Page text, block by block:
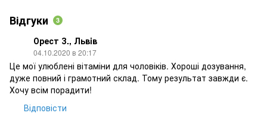
Відгуки 3
Орест З., Львiв
04.10.2020 в 20:17
Це мої улюблені вітаміни для чоловіків. Хороші дозування,
дуже повний і грамотний склад. Тому результат завжди є.
Хочу всім порадити!
Відповісти